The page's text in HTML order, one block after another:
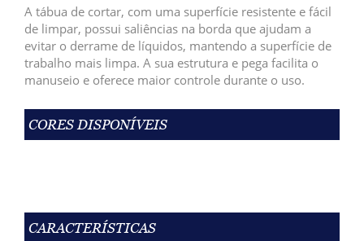
A tábua de cortar, com uma superfície resistente e fácil
de limpar, possui saliências na borda que ajudam a
evitar o derrame de líquidos, mantendo a superfície de
trabalho mais limpa. A sua estrutura e pega facilita o
manuseio e oferece maior controle durante o uso.
CORES DISPONÍVEIS
CARACTERÍSTICAS